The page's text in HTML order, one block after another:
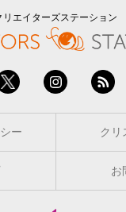
リエイターズステーション
ー クリ
お